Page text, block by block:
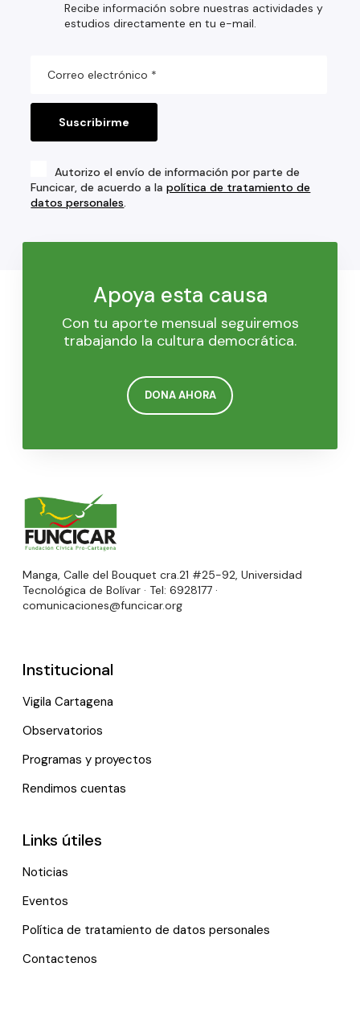
Recibe información sobre nuestras actividades y
estudios directamente en tu e-mail.
Autorizo el envío de información por parte de
Funcicar, de acuerdo a lapolítica de tratamiento de
datos personales.
Apoya esta causa
Con tu aporte mensual seguiremos
trabajando la cultura democrática.
DONA AHORA
Manga, Calle del Bouquet cra.21 #25-92, Universidad
Tecnológica de Bolívar · Tel: 6928177 ·
comunicaciones@funcicar.org
Institucional
Vigila Cartagena
Observatorios
Programas y proyectos
Rendimos cuentas
Links útiles
Noticias
Eventos
Política de tratamiento de datos personales
Contactenos